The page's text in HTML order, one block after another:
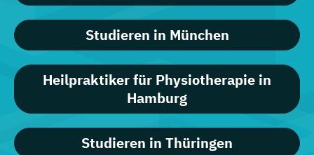
Studieren in München
Heilpraktiker für Physiotherapie in
Hamburg
Studieren in Thüringen